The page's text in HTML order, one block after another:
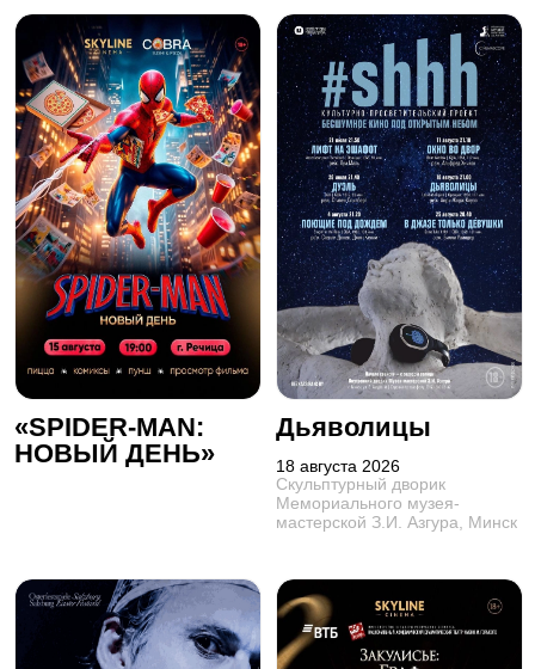
«SPIDER-MAN:
НОВЫЙ ДЕНЬ»
Дьяволицы
18 августа 2026
Скульптурный дворик
Мемориального музея-
мастерской З.И. Азгура, Минск